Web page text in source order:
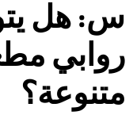
متنوعة؟